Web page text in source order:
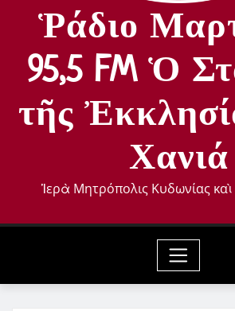
Ῥάδιο
95,5 FM Ὁ
τῆς
Χανιά
Ἱερὰ Μητρόπολις Κυδωνίας